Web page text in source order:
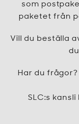
som
paketet från
Vill du beställa
Har du
SLC:s